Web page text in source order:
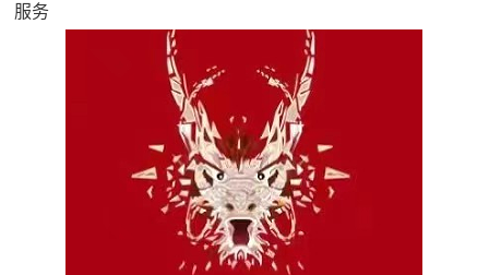
服务